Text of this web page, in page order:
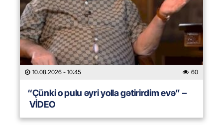
10.08.2026 - 10:45 60
“Çünki o pulu əyri yolla gətirirdim evə” –
VİDEO